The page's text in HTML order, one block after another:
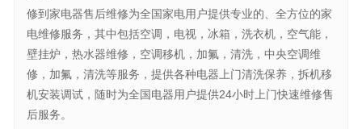
修到家电器售后维修为全国家电用户提供专业的、全方位的家
电维修服务，其中包括空调，电视，冰箱，洗衣机，空气能，
壁挂炉，热水器维修，空调移机，加氟，清洗，中央空调维
修，加氟，清洗等服务，提供各种电器上门清洗保养，拆机移
机安装调试，随时为全国电器用户提供24小时上门快速维修售
后服务。